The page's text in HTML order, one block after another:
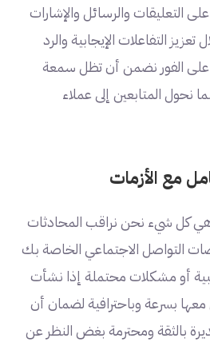
التعليقات والرسائل والإشارات
التفاعلات الإيجابية والرد
على الفور نضمن أن تظل سمعة
نحول المتابعين إلى عملاء
مع الأزمات
كل شيء نحن نراقب المحادثات
التواصل الاجتماعي الخاصة بك
أو مشكلات محتملة إذا نشأت
بسرعة وباحترافية لضمان أن
بالثقة ومحترمة بغض النظر عن